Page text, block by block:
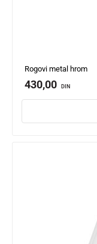
Rogovi metal hrom
430,00 DIN